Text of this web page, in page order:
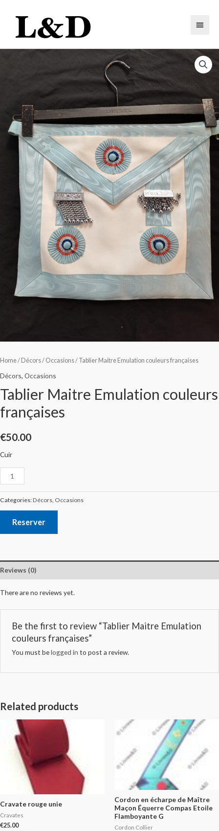
Home/ Décors/ Occasions/ Tablier Maitre Emulation couleurs françaises
Décors, Occasions
Tablier Maitre Emulation couleurs
françaises
€50.00
Cuir
Categories:Décors Occasions
Reserver
Reviews (0)
There are no reviews yet.
Be the first to review “Tablier Maitre Emulation
couleurs françaises”
You must belogged in to post a review.
Related products
Cravate rouge unie
Cravates
€25.00
Cordon en écharpe de Maître
Maçon Équerre Compas Etoile
Flamboyante G
Cordon Collier